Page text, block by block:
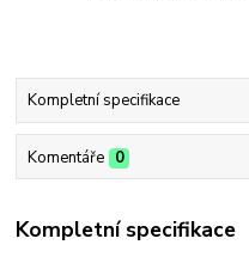
Kompletní specifikace
Komentáře 0
Kompletní specifikace